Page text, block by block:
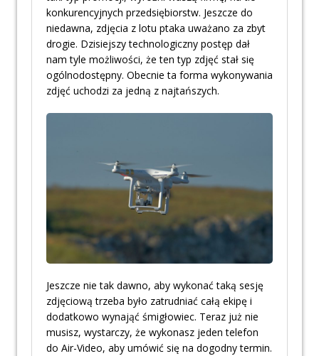
konkurencyjnych przedsiębiorstw. Jeszcze do
niedawna, zdjęcia z lotu ptaka uważano za zbyt
drogie. Dzisiejszy technologiczny postęp dał
nam tyle możliwości, że ten typ zdjęć stał się
ogólnodostępny. Obecnie ta forma wykonywania
zdjęć uchodzi za jedną z najtańszych.
Jeszcze nie tak dawno, aby wykonać taką sesję
zdjęciową trzeba było zatrudniać całą ekipę i
dodatkowo wynająć śmigłowiec. Teraz już nie
musisz, wystarczy, że wykonasz jeden telefon
do Air-Video, aby umówić się na dogodny termin.